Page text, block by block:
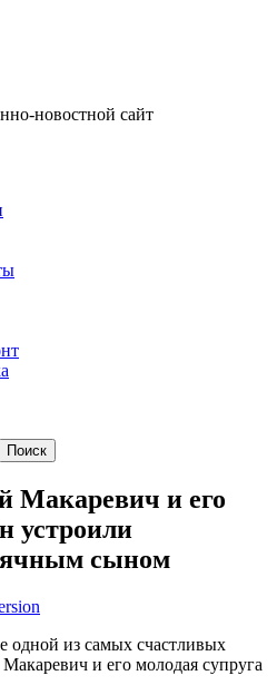
новостной сайт
Макаревич и его
устроили
сыном
одной из самых счастливых
и его молодая супруга